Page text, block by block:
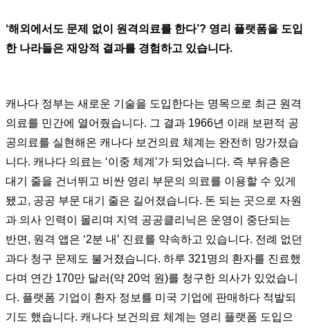
‘해외에서도 문제 없이 원격의료를 한다’? 영리 플랫폼을 도입
한 나라들은 재앙적 결과를 경험하고 있습니다.
캐나다 정부는 새로운 기술을 도입한다는 명목으로 최근 원격
의료를 민간에 열어줬습니다. 그 결과 1966년 이래 보편적 공
공의료를 실현해온 캐나다 보건의료 체계는 완전히 망가졌습
니다. 캐나다 의료는 ‘이중 체계’가 되었습니다. 즉 부유층은
대기 줄을 건너뛰고 비싼 영리 부문의 의료를 이용할 수 있게
됐고, 공공 부문 대기 줄은 길어졌습니다. 돈 되는 곳으로 자원
과 의사 인력이 몰리며 지역 공공클리닉은 운영이 중단되는
반면, 원격 앱은 ‘2분 내’ 진료를 약속하고 있습니다. 전례 없던
과다 청구 문제도 불거졌습니다. 하루 321명의 환자를 진료했
다며 연간 170만 달러(약 20억 원)를 청구한 의사가 있었습니
다. 플랫폼 기업이 환자 정보를 미국 기업에 판매하다 적발되
기도 했습니다. 캐나다 보건의료 체계는 영리 플랫폼 도입으